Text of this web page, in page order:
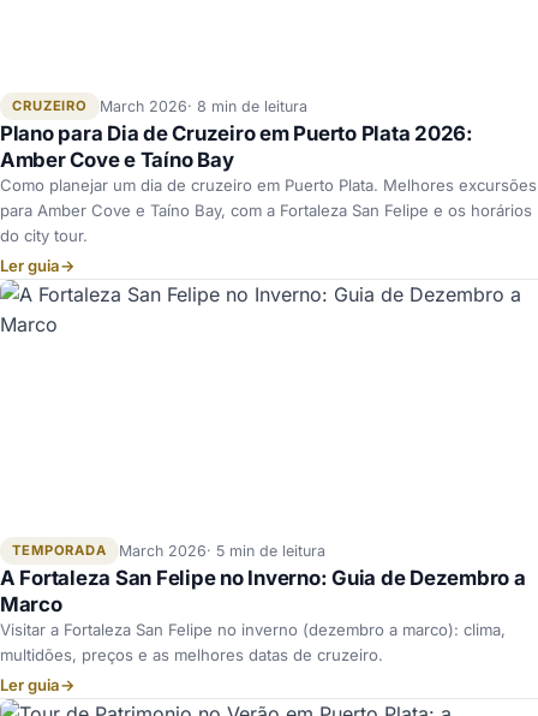
CRUZEIRO March 2026 8 min de leitura
Plano para Dia de Cruzeiro em Puerto Plata 2026:
Amber Cove e Taíno Bay
Como planejar um dia de cruzeiro em Puerto Plata. Melhores excursões
para Amber Cove e Taíno Bay, com a Fortaleza San Felipe e os horários
do city tour.
Ler guia→
TEMPORADA March 2026 5 min de leitura
A Fortaleza San Felipe no Inverno: Guia de Dezembro a
Marco
Visitar a Fortaleza San Felipe no inverno (dezembro a marco): clima,
multidões, preços e as melhores datas de cruzeiro.
Ler guia→